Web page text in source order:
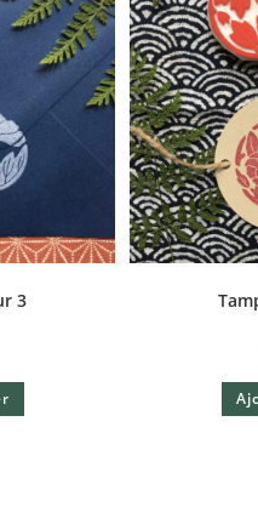
3